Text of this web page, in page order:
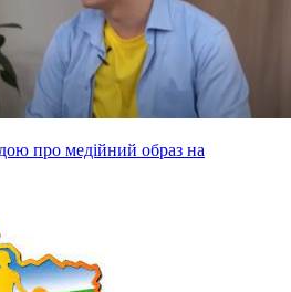
про медійний образ на